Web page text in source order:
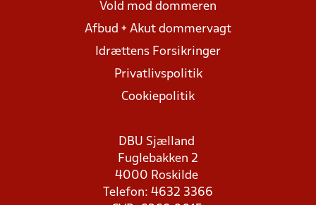
Vold mod dommeren
Afbud + Akut dommervagt
Idrættens Forsikringer
Privatlivspolitik
Cookiepolitik
DBU Sjælland
Fuglebakken 2
4000 Roskilde
Telefon: 4632 3366